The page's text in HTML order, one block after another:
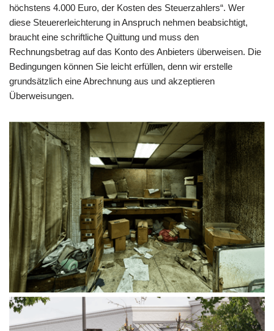
höchstens 4.000 Euro, der Kosten des Steuerzahlers“. Wer
diese Steuererleichterung in Anspruch nehmen beabsichtigt,
braucht eine schriftliche Quittung und muss den
Rechnungsbetrag auf das Konto des Anbieters überweisen. Die
Bedingungen können Sie leicht erfüllen, denn wir erstelle
grundsätzlich eine Abrechnung aus und akzeptieren
Überweisungen.